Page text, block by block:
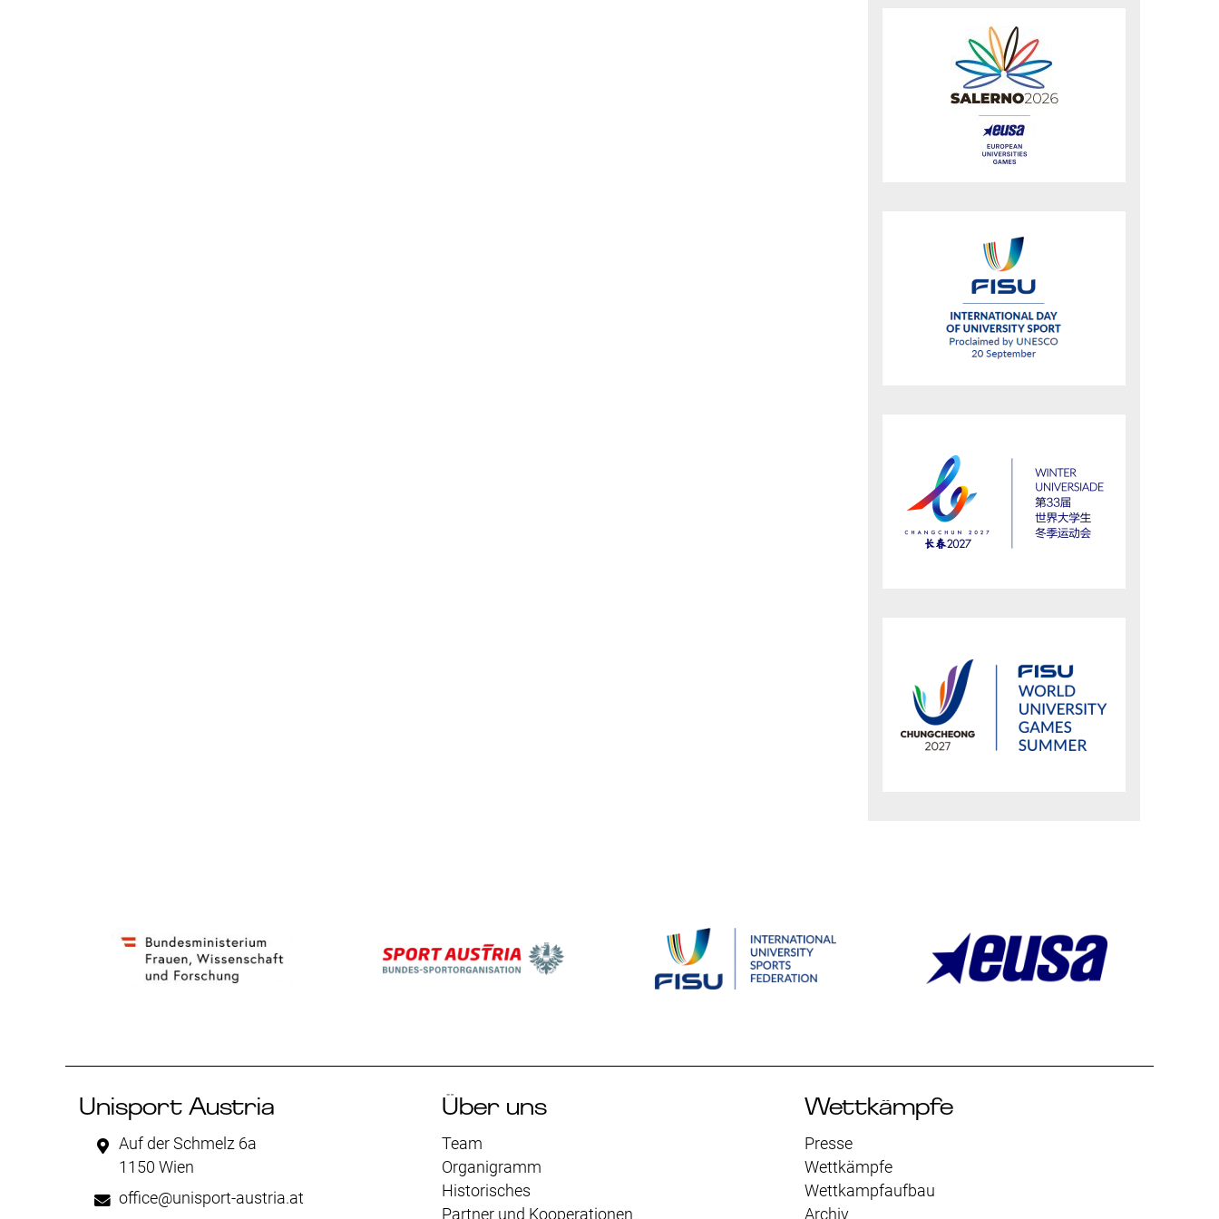
Unisport Austria
Auf der Schmelz 6a
1150 Wien
office@unisport-austria.at
Über uns
Team
Organigramm
Historisches
Partner und Kooperationen
Wettkämpfe
Presse
Wettkämpfe
Wettkampfaufbau
Archiv